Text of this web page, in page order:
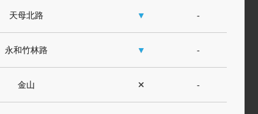
天母北路 ▼ -
永和竹林路 ▼ -
金山 ✕ -